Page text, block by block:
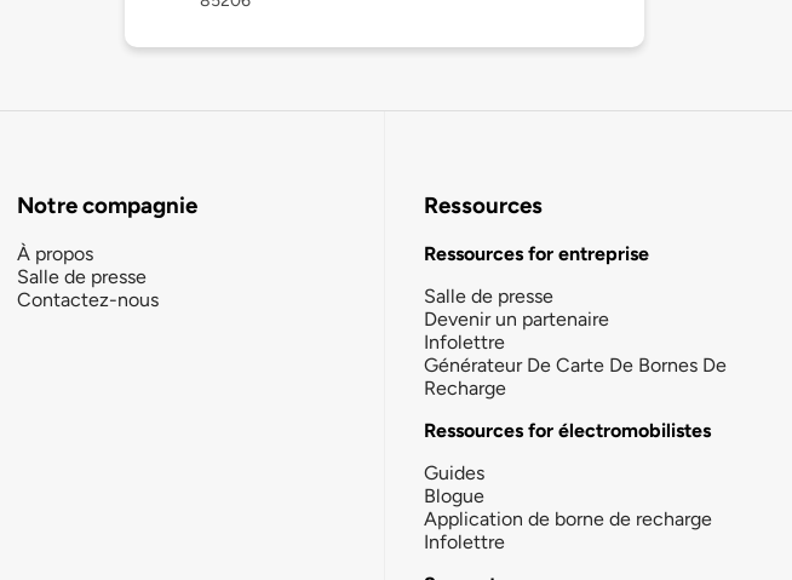
Notre compagnie
À propos
Salle de presse
Contactez-nous
Ressources
Ressources for entreprise
Salle de presse
Devenir un partenaire
Infolettre
Générateur De Carte De Bornes De
Recharge
Ressources for électromobilistes
Guides
Blogue
Application de borne de recharge
Infolettre